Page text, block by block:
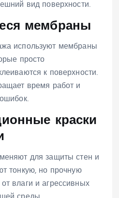
вид поверхности.
мембраны
используют мембраны
просто
к поверхности.
время работ и
краски
для защиты стен и
тонкую, но прочную
влаги и агрессивных